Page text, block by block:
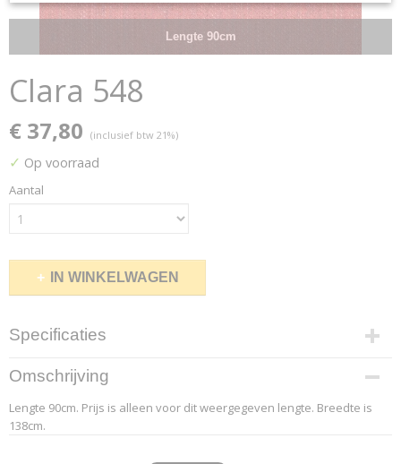
Lengte 90cm
Clara 548
€ 37,80 (inclusief btw 21%)
✓ Op voorraad
Aantal
IN WINKELWAGEN
Specificaties
Productcode leverancier
9.4
Afmetingen (l,b,h)
90 x 138 x 0 cm
Omschrijving
Lengte 90cm. Prijs is alleen voor dit weergegeven lengte. Breedte is
138cm.